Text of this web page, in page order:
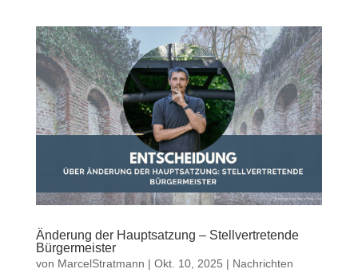
Änderung der Hauptsatzung – Stellvertretende
Bürgermeister
von MarcelStratmann | Okt. 10, 2025 | Nachrichten